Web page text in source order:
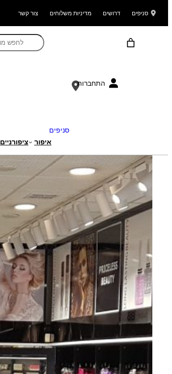
סניפים דרושים מדיניות משלוחים צור קשר
התחברות
סניפים
איפור ציפורניים